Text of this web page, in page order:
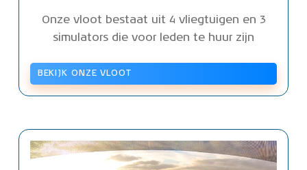
Onze vloot bestaat uit 4 vliegtuigen en 3
simulators die voor leden te huur zijn
BEKIJK ONZE VLOOT